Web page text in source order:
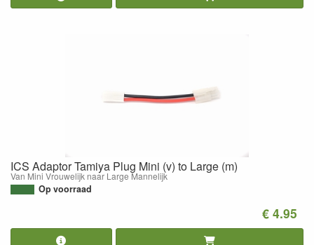
ICS Adaptor Tamiya Plug Mini (v) to Large (m)
Van Mini Vrouwelijk naar Large Mannelijk
Op voorraad
€ 4.95